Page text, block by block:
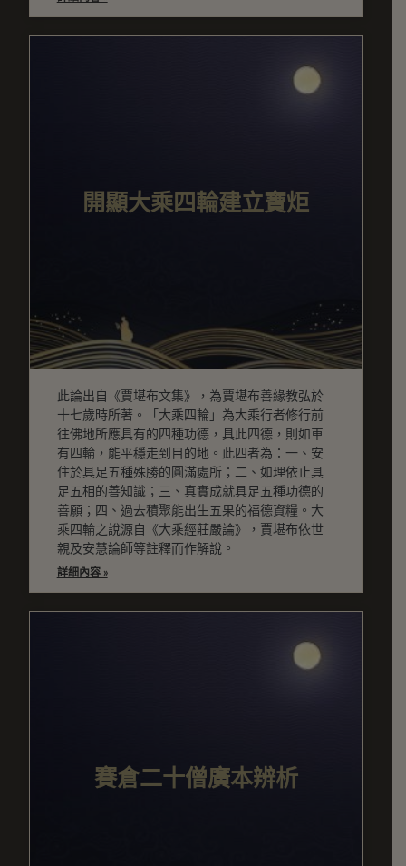
開顯大乘四輪建立寶炬
此論出自《賈堪布文集》，為賈堪布善緣教弘於
十七歲時所著。「大乘四輪」為大乘行者修行前
往佛地所應具有的四種功德，具此四德，則如車
有四輪，能平穩走到目的地。此四者為：一、安
住於具足五種殊勝的圓滿處所；二、如理依止具
足五相的善知識；三、真實成就具足五種功德的
善願；四、過去積聚能出生五果的福德資糧。大
乘四輪之說源自《大乘經莊嚴論》，賈堪布依世
親及安慧論師等註釋而作解說。
詳細內容 »
賽倉二十僧廣本辨析